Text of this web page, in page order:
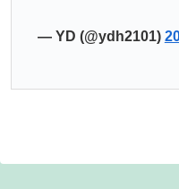
— YD (@ydh2101)